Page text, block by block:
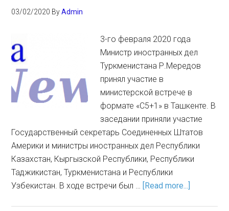
03/02/2020 ByAdmin
3-го февраля 2020 года
Министр иностранных дел
Туркменистана Р.Мередов
принял участие в
министерской встрече в
формате «С5+1» в Ташкенте. В
заседании приняли участие
Государственный секретарь Соединенных Штатов
Америки и министры иностранных дел Республики
Казахстан, Кыргызской Республики, Республики
Таджикистан, Туркменистана и Республики
Узбекистан. В ходе встречи был … [Read more...]